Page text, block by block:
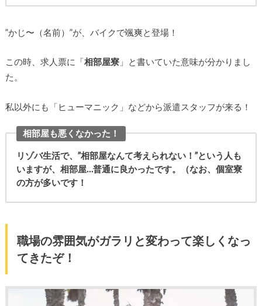
”かじ〜（名前）”が、バイクで颯爽と登場！
この時、求人票に「相部屋寮」と書いていた意味が分かりまし
た。
私以外にも「ヒューマニック」などから派遣スタッフが来る！
相部屋も悪くなかった！
リゾバ生活で、”相部屋なんて考えられない！”という人も
いますが、相部屋…普通に良かったです。（なお、個室寮
の方が多いです！
職場の雰囲気がガラリと変わって楽しくなっ
てきたぞ！